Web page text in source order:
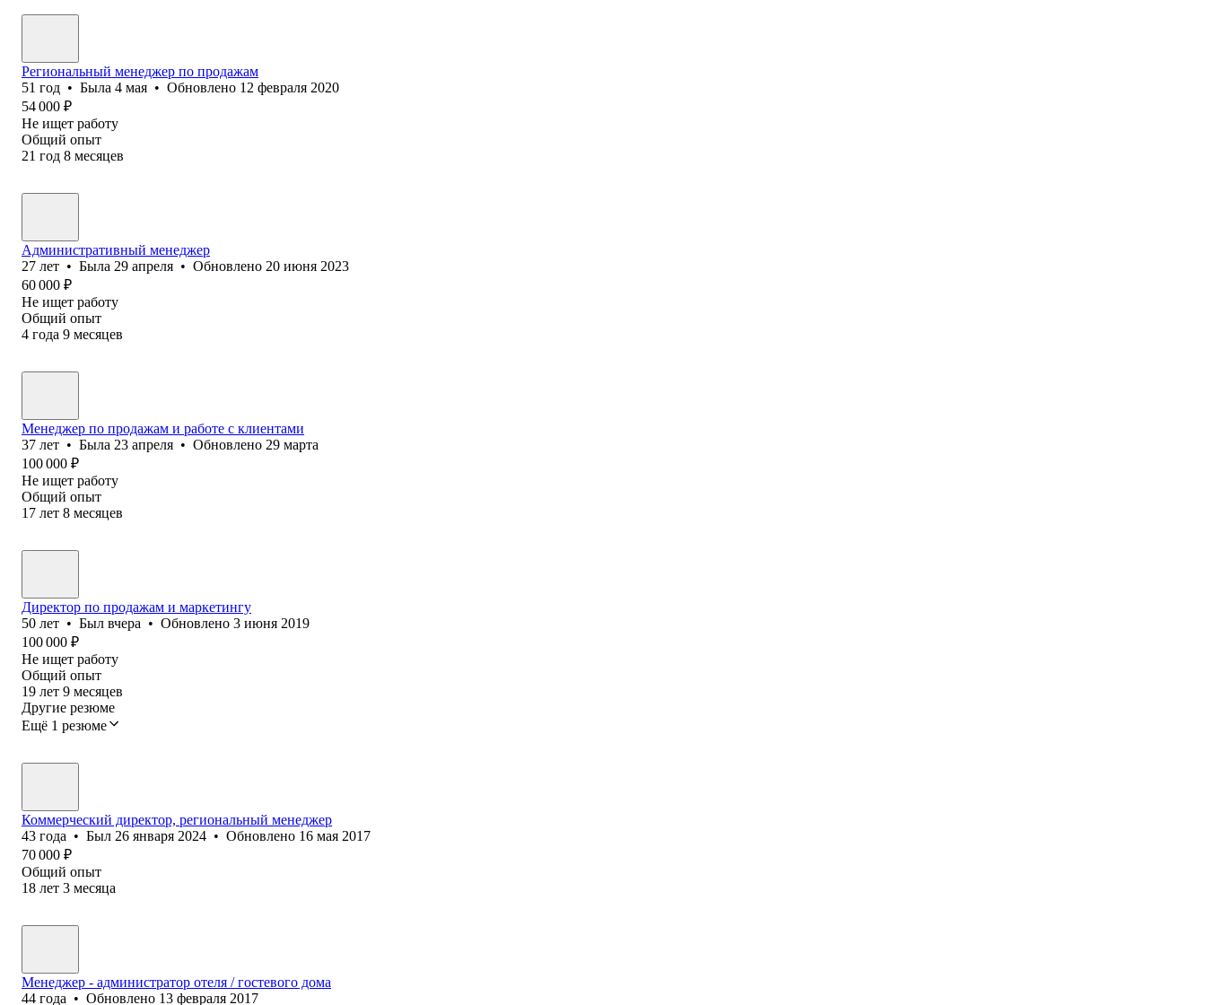
Региональный менеджер по продажам
51 год • Была 4 мая • Обновлено 12 февраля 2020
54 000 ₽
Не ищет работу
Общий опыт
21 год 8 месяцев
Административный менеджер
27 лет • Была 29 апреля • Обновлено 20 июня 2023
60 000 ₽
Не ищет работу
Общий опыт
4 года 9 месяцев
Менеджер по продажам и работе с клиентами
37 лет • Была 23 апреля • Обновлено 29 марта
100 000 ₽
Не ищет работу
Общий опыт
17 лет 8 месяцев
Директор по продажам и маркетингу
50 лет • Был вчера • Обновлено 3 июня 2019
100 000 ₽
Не ищет работу
Общий опыт
19 лет 9 месяцев
Другие резюме
Ещё 1 резюме
Коммерческий директор, региональный менеджер
43 года • Был 26 января 2024 • Обновлено 16 мая 2017
70 000 ₽
Общий опыт
18 лет 3 месяца
Менеджер - администратор отеля / гостевого дома
44 года • Обновлено 13 февраля 2017